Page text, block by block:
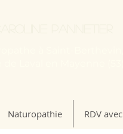
Naturopathie RDV